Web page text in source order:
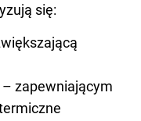
się:
– zapewniającym